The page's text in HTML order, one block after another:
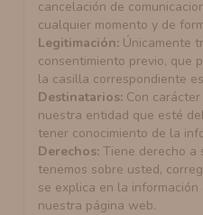
cancelación de
cualquier momento y de
Legitimación: Únicamente
consentimiento previo, que
la casilla correspondiente
Destinatarios: Con
nuestra entidad que esté
tener conocimiento de la
Derechos: Tiene derecho a
tenemos sobre usted,
se explica en la
nuestra página web.